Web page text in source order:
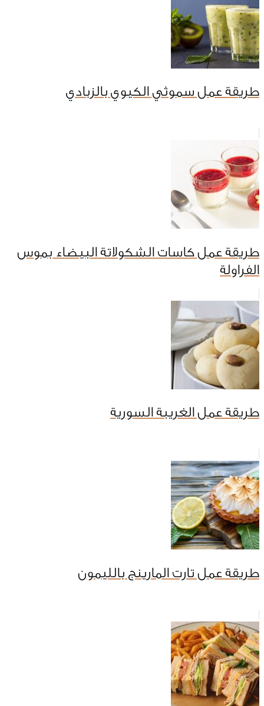
طريقة عمل سموثي الكيوي بالزبادي
طريقة عمل كاسات الشكولاتة البيضاء بموس
الفراولة
طريقة عمل الغريبة السورية
طريقة عمل تارت المارينج بالليمون